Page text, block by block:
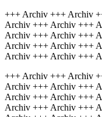
+++ Archiv +++ Archiv
Archiv +++ Archiv +++
Archiv +++ Archiv +++
Archiv +++ Archiv +++
Archiv +++ Archiv +++
+++ Archiv +++ Archiv
Archiv +++ Archiv +++
Archiv +++ Archiv +++
Archiv +++ Archiv +++